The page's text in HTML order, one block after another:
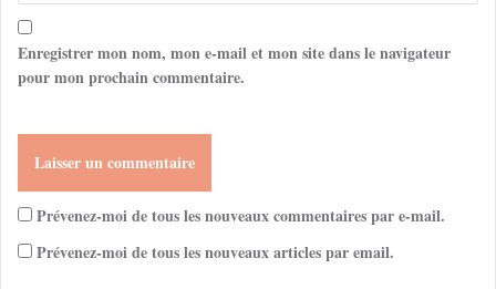
Enregistrer mon nom, mon e-mail et mon site dans le navigateur
pour mon prochain commentaire.
Prévenez-moi de tous les nouveaux commentaires par e-mail.
Prévenez-moi de tous les nouveaux articles par email.